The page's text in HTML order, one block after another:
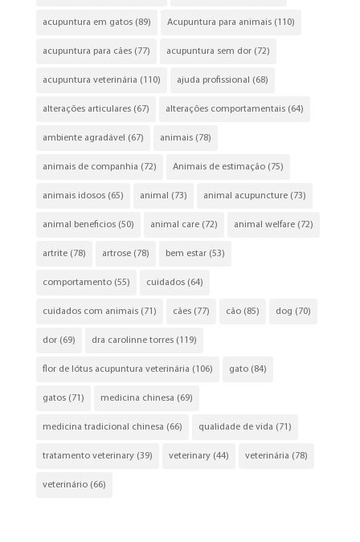
acupuntura em gatos(89) Acupuntura para animais(110)
acupuntura para cães(77) acupuntura sem dor(72)
acupuntura veterinária (110) ajuda profissional (68)
alterações articulares(67) alterações comportamentais(64)
ambiente agradável (67) animais(78)
animais de companhia (72) Animais de estimação(75)
animais idosos(65) animal (73) animal acupuncture(73)
animal beneficios(50) animal care(72) animal welfare(72)
artrite(78) artrose(78) bem estar(53)
comportamento(55) cuidados(64)
cuidados com animais(71) cães(77) cão(85) dog (70)
dor(69) dra carolinne torres(119)
flor de lótus acupuntura veterinária (106) gato(84)
gatos(71) medicina chinesa (69)
medicina tradicional chinesa (66) qualidade de vida (71)
tratamento veterinary(39) veterinary(44) veterinária (78)
veterinário(66)